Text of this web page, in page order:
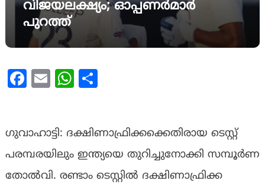
വിജയലക്ഷ്യം; ഓപ്പണര്‍മാര്‍
പുറത്ത്
Facebook
Email WhatsApp
ഗുവാഹാട്ടി: ദക്ഷിണാഫ്രിക്കക്കെതിരായ ടെസ്റ്റ്
പരമ്പരയിലും ഇന്ത്യയെ തുറിച്ചുനോക്കി സമ്പൂര്‍ണ
തോല്‍വി. രണ്ടാം ടെസ്റ്റില്‍ ദക്ഷിണാഫ്രിക്ക